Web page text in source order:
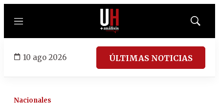
Menú
Mostrar
10 ago 2026 ÚLTIMAS NOTICIAS
Nacionales